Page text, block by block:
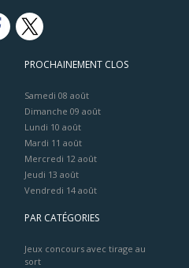
PROCHAINEMENT CLOS
Samedi 08 août
Dimanche 09 août
Lundi 10 août
Mardi 11 août
Mercredi 12 août
Jeudi 13 août
Vendredi 14 août
PAR CATÉGORIES
Jeux concours avec tirage au
sort